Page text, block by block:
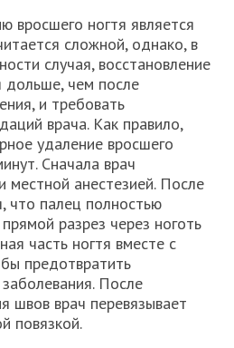
вросшего ногтя является
сложной, однако, в
случая, восстановление
чем после
и требовать
врача. Как правило,
удаление вросшего
Сначала врач
местной анестезией. После
что палец полностью
разрез через ноготь
часть ногтя вместе с
предотвратить
После
швов врач перевязывает
повязкой.